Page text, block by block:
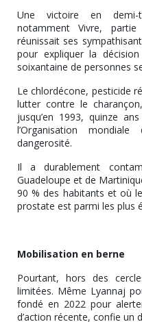
Une victoire en demi-
notamment Vivre,
réunissait ses
pour expliquer la
soixantaine de personnes
Le chlordécone, pesticide
lutter contre le
jusqu’en 1993, quinze
l’Organisation
dangerosité.
Il a durablement
Guadeloupe et de
90 % des habitants et où
prostate est parmi les plus
Mobilisation en berne
Pourtant, hors des
limitées. Même Lyannaj
fondé en 2022 pour
d’action récente, confie un